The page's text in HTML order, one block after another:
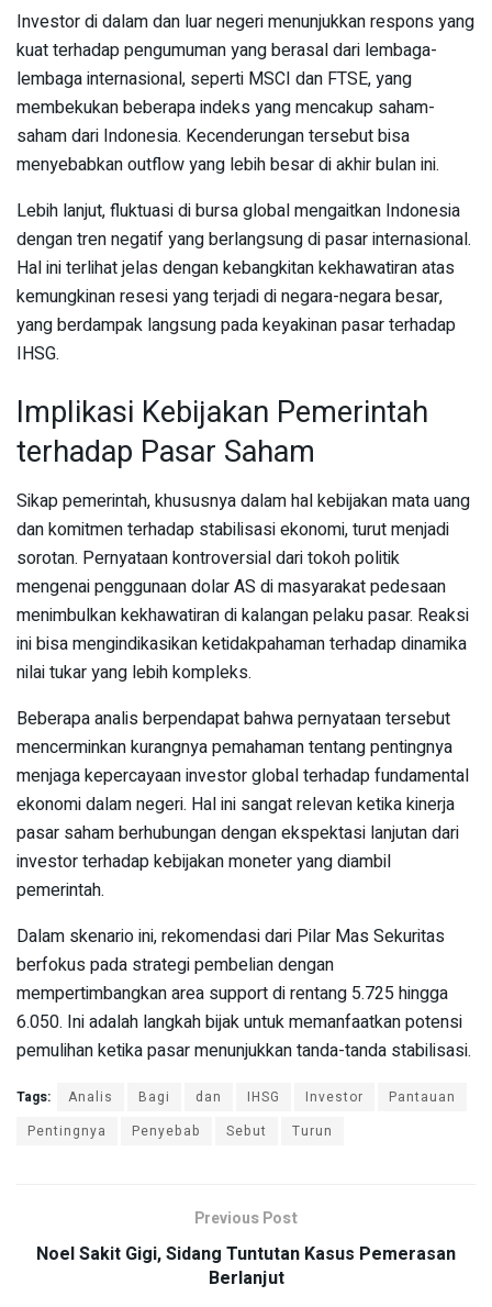
Investor di dalam dan luar negeri menunjukkan respons yang
kuat terhadap pengumuman yang berasal dari lembaga-
lembaga internasional, seperti MSCI dan FTSE, yang
membekukan beberapa indeks yang mencakup saham-
saham dari Indonesia. Kecenderungan tersebut bisa
menyebabkan outflow yang lebih besar di akhir bulan ini.
Lebih lanjut, fluktuasi di bursa global mengaitkan Indonesia
dengan tren negatif yang berlangsung di pasar internasional.
Hal ini terlihat jelas dengan kebangkitan kekhawatiran atas
kemungkinan resesi yang terjadi di negara-negara besar,
yang berdampak langsung pada keyakinan pasar terhadap
IHSG.
Implikasi Kebijakan Pemerintah
terhadap Pasar Saham
Sikap pemerintah, khususnya dalam hal kebijakan mata uang
dan komitmen terhadap stabilisasi ekonomi, turut menjadi
sorotan. Pernyataan kontroversial dari tokoh politik
mengenai penggunaan dolar AS di masyarakat pedesaan
menimbulkan kekhawatiran di kalangan pelaku pasar. Reaksi
ini bisa mengindikasikan ketidakpahaman terhadap dinamika
nilai tukar yang lebih kompleks.
Beberapa analis berpendapat bahwa pernyataan tersebut
mencerminkan kurangnya pemahaman tentang pentingnya
menjaga kepercayaan investor global terhadap fundamental
ekonomi dalam negeri. Hal ini sangat relevan ketika kinerja
pasar saham berhubungan dengan ekspektasi lanjutan dari
investor terhadap kebijakan moneter yang diambil
pemerintah.
Dalam skenario ini, rekomendasi dari Pilar Mas Sekuritas
berfokus pada strategi pembelian dengan
mempertimbangkan area support di rentang 5.725 hingga
6.050. Ini adalah langkah bijak untuk memanfaatkan potensi
pemulihan ketika pasar menunjukkan tanda-tanda stabilisasi.
Tags: Analis Bagi dan IHSG Investor
Pantauan
Pentingnya
Penyebab Sebut Turun
Previous Post
Noel Sakit Gigi, Sidang Tuntutan Kasus Pemerasan
Berlanjut